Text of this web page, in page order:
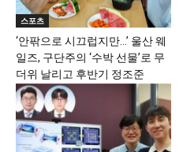
스포츠
‘안팎으로 시끄럽지만…’ 울산 웨
일즈, 구단주의 ‘수박 선물’로 무
더위 날리고 후반기 정조준